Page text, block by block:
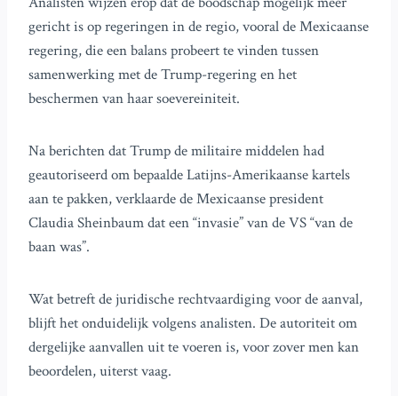
gericht is op regeringen in de regio, vooral de Mexicaanse
regering, die een balans probeert te vinden tussen
samenwerking met de Trump-regering en het
beschermen van haar soevereiniteit.
Na berichten dat Trump de militaire middelen had
geautoriseerd om bepaalde Latijns-Amerikaanse kartels
aan te pakken, verklaarde de Mexicaanse president
Claudia Sheinbaum dat een “invasie” van de VS “van de
baan was”.
Wat betreft de juridische rechtvaardiging voor de aanval,
blijft het onduidelijk volgens analisten. De autoriteit om
dergelijke aanvallen uit te voeren is, voor zover men kan
beoordelen, uiterst vaag.